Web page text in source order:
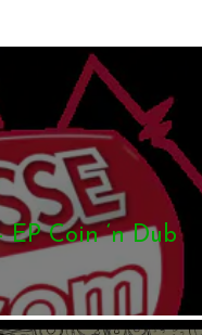
Coin ‘n Dub